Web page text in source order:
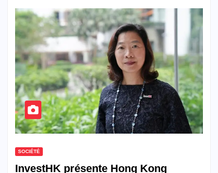
SOCIÉTÉ
InvestHK présente Hong Kong